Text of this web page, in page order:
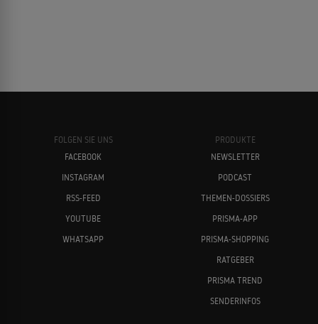
FOLGEN SIE UNS
FACEBOOK
INSTAGRAM
RSS-FEED
YOUTUBE
WHATSAPP
PRODUKTE
NEWSLETTER
PODCAST
THEMEN-DOSSIERS
PRISMA-APP
PRISMA-SHOPPING
RATGEBER
PRISMA TREND
SENDERINFOS